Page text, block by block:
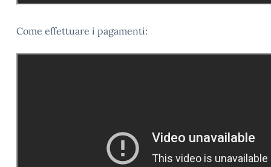
Come effettuare i pagamenti: